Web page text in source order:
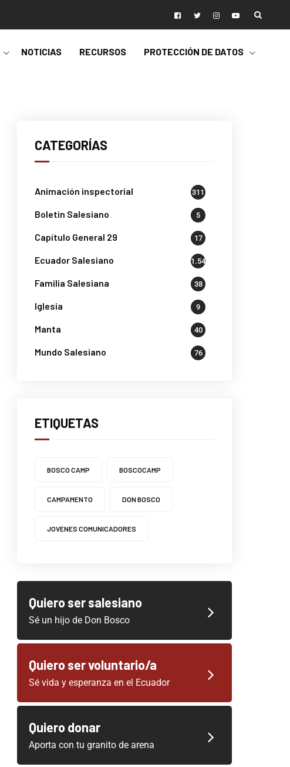
NOTICIAS RECURSOS PROTECCIÓN DE DATOS
CATEGORÍAS
Animación inspectorial 311
Boletin Salesiano 5
Capítulo General 29 17
Ecuador Salesiano 1.541
Familia Salesiana 38
Iglesia 9
Manta 40
Mundo Salesiano 76
ETIQUETAS
BOSCO CAMP BOSCOCAMP
CAMPAMENTO DON BOSCO
JOVENES COMUNICADORES
Quiero ser salesiano
Sé un hijo de Don Bosco
Quiero ser voluntario/a
Sé vida y esperanza en el Ecuador
Quiero donar
Aporta con tu granito de arena